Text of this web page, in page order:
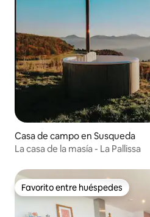
Casa de campo en Susqueda
La casa de la masía - La Pallissa
Favorito entre huéspedes
Favorito entre huéspedes